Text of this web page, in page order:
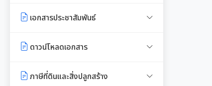
เจตนารมณ์การป้องกันและต่อต้าน
ท้องถิ่น
งานที่ 4 อนุรักษ์และใช้ประโยชน์จาก
งานที่ 6 สนับสนุนในการอนุรักษ์
กำหนดสมัยประชุม
แผนงานท่องเที่ยว
เอกสารประชาสัมพันธ์
เอกสารประชาสัมพันธ์กองการศึกษา
เอกสารประชาสัมพันธ์กองคลัง
ดาวน์โหลดเอกสาร
เอกสารดาวน์โหลด: สำนักปลัด
ภาษีที่ดินและสิ่งปลูกสร้าง